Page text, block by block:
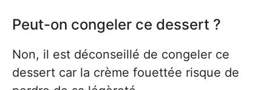
Peut-on congeler ce dessert ?
Non, il est déconseillé de congeler ce
dessert car la crème fouettée risque de